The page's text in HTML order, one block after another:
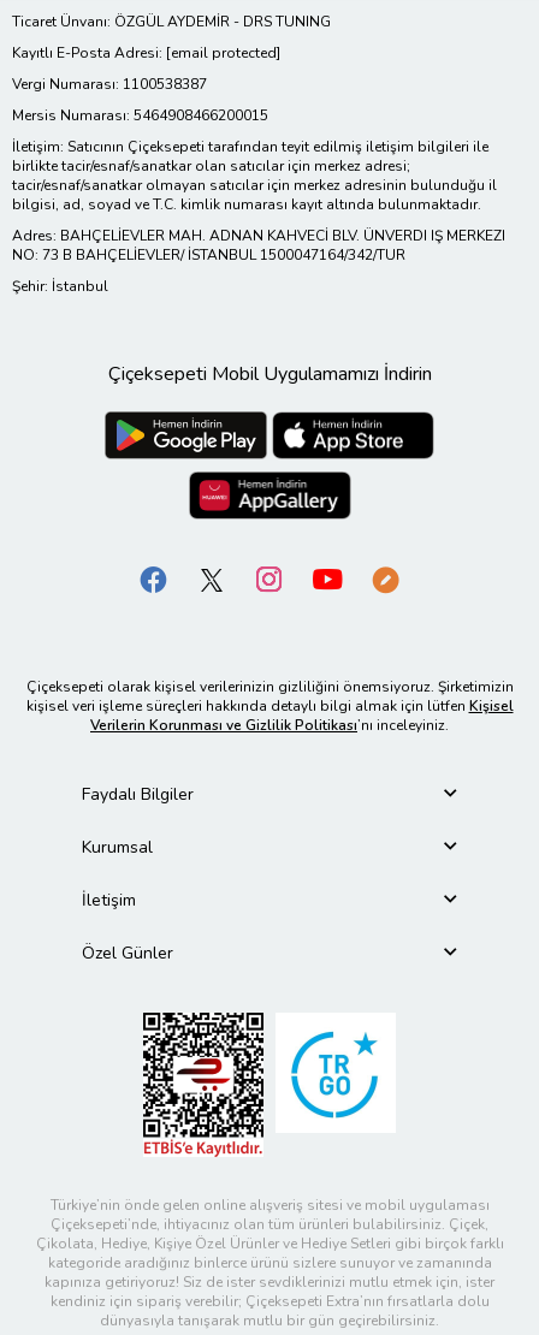
Ticaret Ünvanı: ÖZGÜL AYDEMİR - DRS TUNING
Kayıtlı E-Posta Adresi: [email protected]
Vergi Numarası: 1100538387
Mersis Numarası: 5464908466200015
İletişim: Satıcının Çiçeksepeti tarafından teyit edilmiş iletişim bilgileri ile
birlikte tacir/esnaf/sanatkar olan satıcılar için merkez adresi;
tacir/esnaf/sanatkar olmayan satıcılar için merkez adresinin bulunduğu il
bilgisi, ad, soyad ve T.C. kimlik numarası kayıt altında bulunmaktadır.
Adres: BAHÇELİEVLER MAH. ADNAN KAHVECİ BLV. ÜNVERDI IŞ MERKEZI
NO: 73 B BAHÇELİEVLER/ İSTANBUL 1500047164/342/TUR
Şehir: İstanbul
Çiçeksepeti Mobil Uygulamamızı İndirin
Çiçeksepeti olarak kişisel verilerinizin gizliliğini önemsiyoruz. Şirketimizin
kişisel veri işleme süreçleri hakkında detaylı bilgi almak için lütfen Kişisel
Verilerin Korunması ve Gizlilik Politikası’nı inceleyiniz.
Faydalı Bilgiler
Kurumsal
İletişim
Özel Günler
Türkiye’nin önde gelen online alışveriş sitesi ve mobil uygulaması
Çiçeksepeti’nde, ihtiyacınız olan tüm ürünleri bulabilirsiniz. Çiçek,
Çikolata, Hediye, Kişiye Özel Ürünler ve Hediye Setleri gibi birçok farklı
kategoride aradığınız binlerce ürünü sizlere sunuyor ve zamanında
kapınıza getiriyoruz! Siz de ister sevdiklerinizi mutlu etmek için, ister
kendiniz için sipariş verebilir; Çiçeksepeti Extra’nın fırsatlarla dolu
dünyasıyla tanışarak mutlu bir gün geçirebilirsiniz.